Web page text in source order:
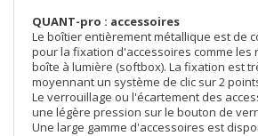
QUANT-pro : accessoires
Le boîtier entièrement métallique est de
pour la fixation d'accessoires comme les
boîte à lumière (softbox). La fixation est
moyennant un système de clic sur 2
Le verrouillage ou l'écartement des
une légère pression sur le bouton de
Une large gamme d'accessoires est